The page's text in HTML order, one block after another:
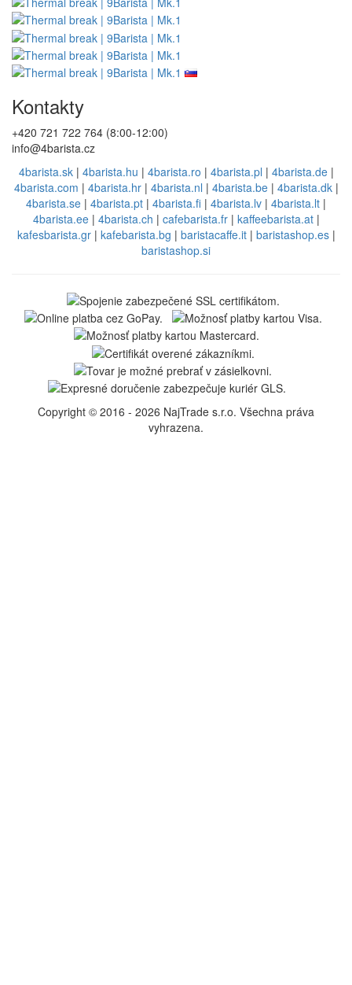
Kontakty
+420 721 722 764 (8:00-12:00)
info@4barista.cz
4barista.sk| 4barista.hu | 4barista.ro | 4barista.pl | 4barista.de|
4barista.com | 4barista.hr| 4barista.nl | 4barista.be| 4barista.dk|
4barista.se | 4barista.pt | 4barista.fi | 4barista.lv | 4barista.lt |
4barista.ee| 4barista.ch | cafebarista.fr| kaffeebarista.at|
kafesbarista.gr| kafebarista.bg | baristacaffe.it| baristashop.es|
baristashop.si
Copyright © 2016 - 2026 NajTrade s.r.o. Všechna práva
vyhrazena.